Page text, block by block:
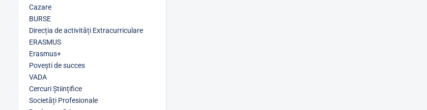
Cazare
BURSE
Direcția de activități Extracurriculare
ERASMUS
Erasmus+
Povești de succes
VADA
Cercuri Științifice
Societăți Profesionale